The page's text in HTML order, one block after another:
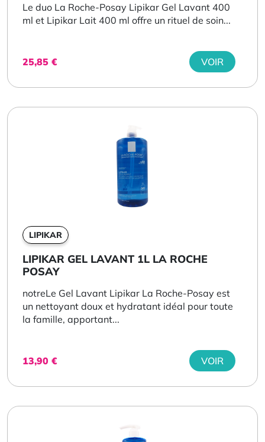
Le duo La Roche-Posay Lipikar Gel Lavant 400
ml et Lipikar Lait 400 ml offre un rituel de soin...
25,85 € VOIR
LIPIKAR
LIPIKAR GEL LAVANT 1L LA ROCHE
POSAY
notreLe Gel Lavant Lipikar La Roche-Posay est
un nettoyant doux et hydratant idéal pour toute
la famille, apportant...
13,90 € VOIR